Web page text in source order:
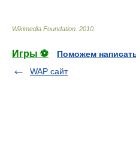
Wikimedia Foundation 2010
Игры ⚽
Поможем
WAP сайт